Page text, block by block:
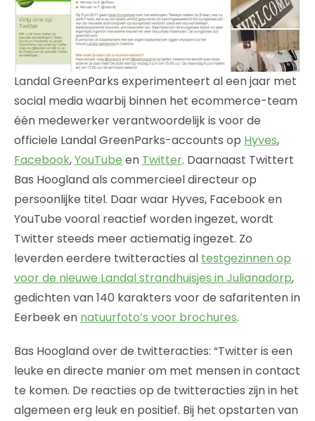
Landal GreenParks experimenteert al een jaar met
social media waarbij binnen het ecommerce-team
één medewerker verantwoordelijk is voor de
officiele Landal GreenParks-accounts op Hyves,
Facebook,YouTube en Twitter. Daarnaast Twittert
Bas Hoogland als commercieel directeur op
persoonlijke titel. Daar waar Hyves, Facebook en
YouTube vooral reactief worden ingezet, wordt
Twitter steeds meer actiematig ingezet. Zo
leverden eerdere twitteracties al testgezinnen op
voor de nieuwe Landal strandhuisjes in Julianadorp,
gedichten van 140 karakters voor de safaritenten in
Eerbeek en natuurfoto’s voor brochures.
Bas Hoogland over de twitteracties: “Twitter is een
leuke en directe manier om met mensen in contact
te komen. De reacties op de twitteracties zijn in het
algemeen erg leuk en positief. Bij het opstarten van